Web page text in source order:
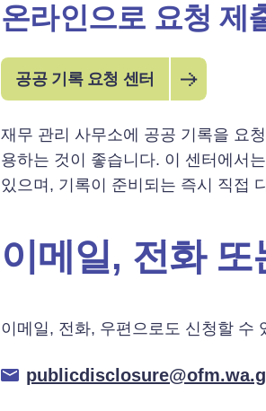
온라인으로 요청
공공 기록 요청 센터
재무 관리 사무소에 공공 기록을 요
용하는 것이 좋습니다. 이 센터에서
있으며, 기록이 준비되는 즉시 직접
이메일, 전화
이메일, 전화, 우편으로도 신청할 수